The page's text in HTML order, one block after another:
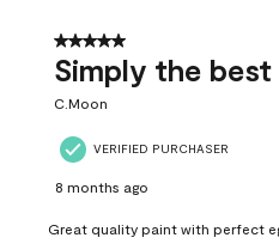
5 out of 5 stars.
Simply the best
C.Moon
VERIFIED PURCHASER
8 months ago
Great quality paint with perfect